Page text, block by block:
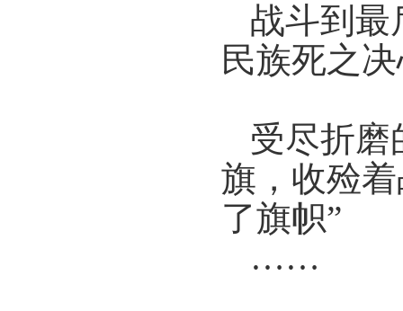
战斗到最
民族死之
受尽折磨
旗， 收殓
了旗帜”
……